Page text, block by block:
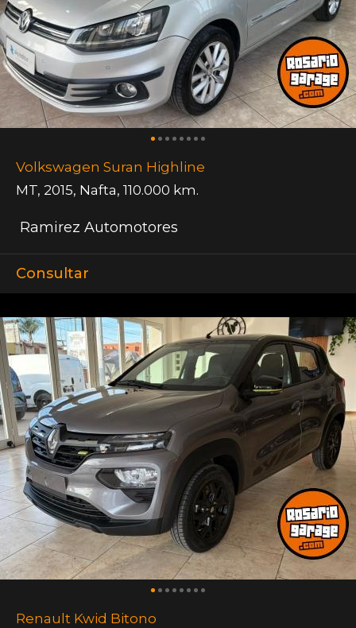
Volkswagen Suran Highline
MT, 2015, Nafta, 110.000 km.
Ramirez Automotores
Consultar
Renault Kwid Bitono